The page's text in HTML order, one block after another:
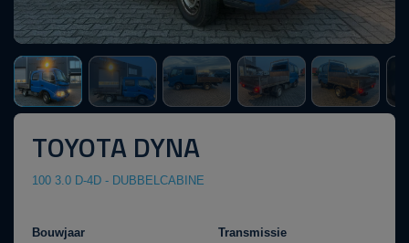
TOYOTA DYNA
100 3.0 D-4D - DUBBELCABINE
Bouwjaar
Transmissie